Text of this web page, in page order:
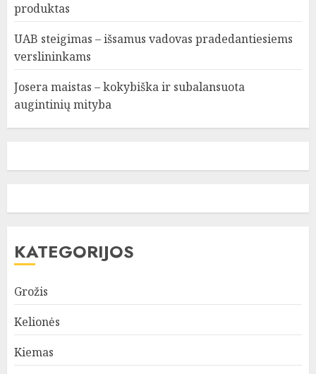
produktas
UAB steigimas – išsamus vadovas pradedantiesiems
verslininkams
Josera maistas – kokybiška ir subalansuota
augintinių mityba
KATEGORIJOS
Grožis
Kelionės
Kiemas